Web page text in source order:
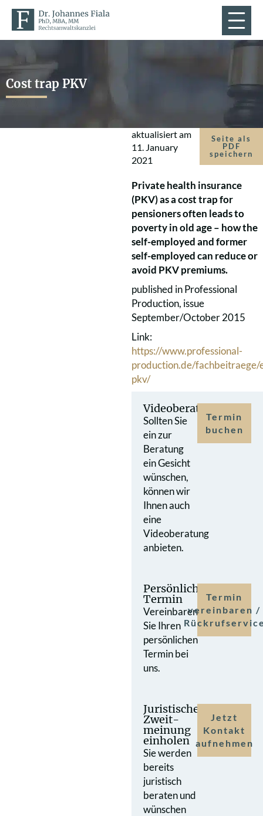
Cost trap PKV
aktualisiert am
11. January
2021
Seite als
PDF
speichern
Private health insurance
(PKV) as a cost trap for
pensioners often leads to
poverty in old age – how the
self-employed and former
self-employed can reduce or
avoid PKV premiums.
published in Professional
Production, issue
September/October 2015
Link:
https://www.professional-
production.de/
pkv/
Videoberatung
Sollten Sie
ein zur
Beratung
ein Gesicht
wünschen,
können wir
Ihnen auch
eine
Videoberatung
anbieten.
Termin
buchen
Persönlicher
Termin
Vereinbaren
Sie Ihren
persönlichen
Termin bei
uns.
Termin
vereinbaren /
Juristische
Zweit­
meinung
einholen
Sie werden
bereits
juristisch
beraten und
wünschen
Jetzt
Kontakt
aufnehmen